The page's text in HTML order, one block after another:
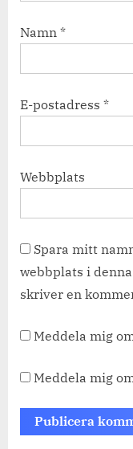
Namn *
E-postadress *
Webbplats
Spara mitt
webbplats i
skriver en
Meddela mig
Meddela mig